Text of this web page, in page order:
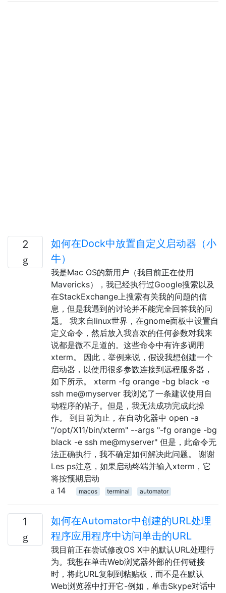
2
如何在Dock中放置自定义启动器（小
牛）
我是Mac OS的新用户（我目前正在使用
Mavericks），我已经执行过Google搜索以及
在StackExchange上搜索有关我的问题的信
息，但是我遇到的讨论并不能完全回答我的问
题。 我来自linux世界，在gnome面板中设置自
定义命令，然后放入我喜欢的任何参数对我来
说都是微不足道的。这些命令中有许多调用
xterm。 因此，举例来说，假设我想创建一个
启动器，以使用很多参数连接到远程服务器，
如下所示。 xterm -fg orange -bg black -e
ssh me@myserver 我浏览了一条建议使用自
动程序的帖子。但是，我无法成功完成此操
作。 到目前为止，在自动化器中 open -a
"/opt/X11/bin/xterm" --args "-fg orange -bg
black -e ssh me@myserver" 但是，此命令无
法正确执行，我不确定如何解决此问题。 谢谢
Les ps注意，如果启动终端并输入xterm，它
将按预期启动
14
macos terminal automator
1
如何在Automator中创建的URL处理
程序应用程序中访问单击的URL
我目前正在尝试修改OS X中的默认URL处理行
为。我想在单击Web浏览器外部的任何链接
时，将此URL复制到粘贴板，而不是在默认
Web浏览器中打开它-例如，单击Skype对话中